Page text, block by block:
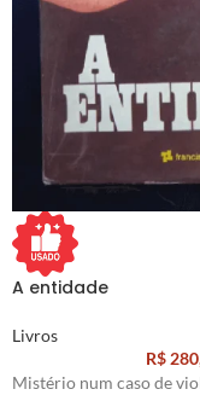
A entidade
Livros
R$
Mistério num caso de